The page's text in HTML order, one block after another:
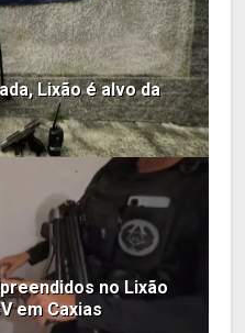
Lixão é alvo da
no Lixão
em Caxias